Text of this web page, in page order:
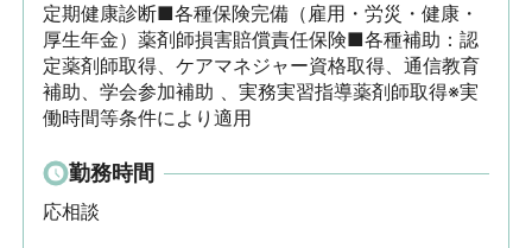
定期健康診断■各種保険完備（雇用・労災・健康・
厚生年金）薬剤師損害賠償責任保険■各種補助：認
定薬剤師取得、ケアマネジャー資格取得、通信教育
補助、学会参加補助 、実務実習指導薬剤師取得※実
働時間等条件により適用
勤務時間
応相談